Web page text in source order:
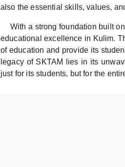
also the essential skills, values,
With a strong foundation built
educational excellence in Kulim.
of education and provide its
legacy of SKTAM lies in its
just for its students, but for the